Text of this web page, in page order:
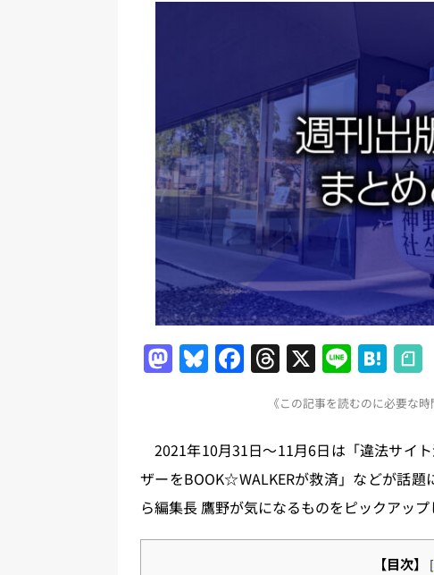
チャットボット（
[ 2026年8月8日 ] すべてプロの翻訳・
2026.08.08
日刊出版ニュースまとめ
[ 2026年8月7日 ] 週刊少年ジャンプの
日刊出版ニュースまとめ
M
o
d
o
n
Bl
s
k
y
F
e
b
o
o
T
re
a
d
s
X Li
n
e
H
at
e
n
a
《この記事を読むのに必要な
2021年10月31日～11月6日は「違法サイ
ザーをBOOK☆WALKERが救済」などが話
ら編集長 鷹野が気になるものをピックアッ
【目次】 [